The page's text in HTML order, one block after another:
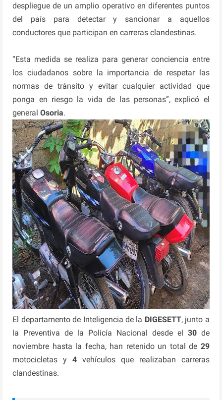
despliegue de un amplio operativo en diferentes puntos
del país para detectar y sancionar a aquellos
conductores que participan en carreras clandestinas.
“Esta medida se realiza para generar conciencia entre
los ciudadanos sobre la importancia de respetar las
normas de tránsito y evitar cualquier actividad que
ponga en riesgo la vida de las personas”, explicó el
generalOsoria.
El departamento de Inteligencia de la DIGESETT, junto a
la Preventiva de la Policía Nacional desde el 30 de
noviembre hasta la fecha, han retenido un total de 29
motocicletas y4vehículos que realizaban carreras
clandestinas.